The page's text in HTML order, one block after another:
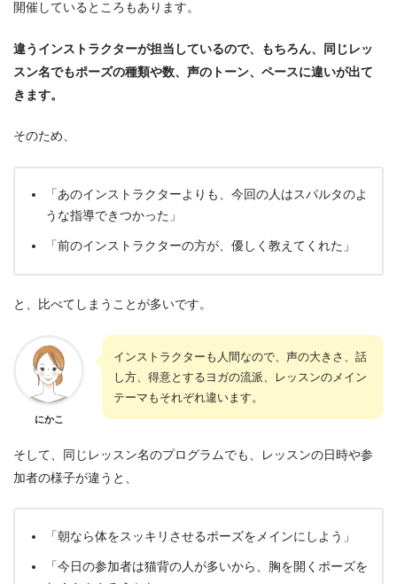
開催しているところもあります。
違うインストラクターが担当しているので、もちろん、同じレッ
スン名でもポーズの種類や数、声のトーン、ペースに違いが出て
きます。
そのため、
「あのインストラクターよりも、今回の人はスパルタのよ
うな指導できつかった」
「前のインストラクターの方が、優しく教えてくれた」
と、比べてしまうことが多いです。
にかこ
インストラクターも人間なので、声の大きさ、話
し方、得意とするヨガの流派、レッスンのメイン
テーマもそれぞれ違います。
そして、同じレッスン名のプログラムでも、レッスンの日時や参
加者の様子が違うと、
「朝なら体をスッキリさせるポーズをメインにしよう」
「今日の参加者は猫背の人が多いから、胸を開くポーズを